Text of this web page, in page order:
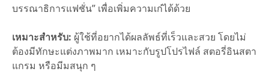
บรรณาธิการแฟชั่น” เพื่อเพิ่มความเก๋ได้ด้วย
เหมาะสำหรับ: ผู้ใช้ที่อยากได้ผลลัพธ์ที่เร็วและสวย โดยไม่
ต้องมีทักษะแต่งภาพมาก เหมาะกับรูปโปรไฟล์ สตอรี่อินสตา
แกรม หรือมีมสนุก ๆ